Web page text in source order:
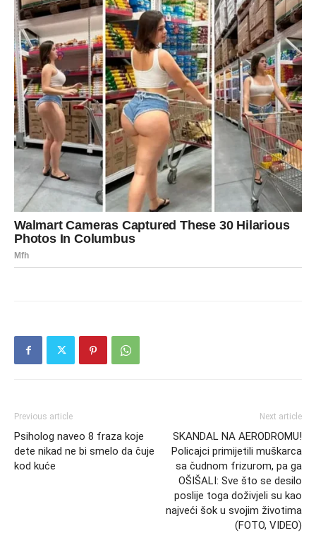
Previous article
Psiholog naveo 8 fraza koje
dete nikad ne bi smelo da čuje
kod kuće
Next article
SKANDAL NA AERODROMU!
Policajci primijetili muškarca
sa čudnom frizurom, pa ga
OŠIŠALI: Sve što se desilo
poslije toga doživjeli su kao
najveći šok u svojim životima
(FOTO, VIDEO)